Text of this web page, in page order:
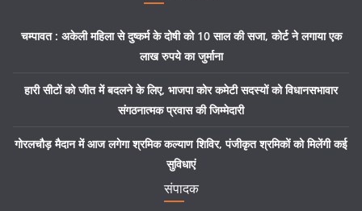
चम्पावत : अकेली महिला से दुष्कर्म के दोषी को 10 साल की सजा, कोर्ट ने लगाया एक
लाख रुपये का जुर्माना
हारी सीटों को जीत में बदलने के लिए, भाजपा कोर कमेटी सदस्यों को विधानसभावार
संगठनात्मक प्रवास की जिम्मेदारी
गोरलचौड़ मैदान में आज लगेगा श्रमिक कल्याण शिविर, पंजीकृत श्रमिकों को मिलेंगी कई
सुविधाएं
संपादक